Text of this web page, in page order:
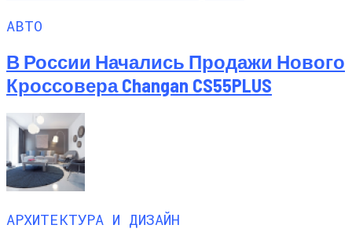
АВТО
В России Начались Продажи Нового
Кроссовера Changan CS55PLUS
АРХИТЕКТУРА И ДИЗАЙН